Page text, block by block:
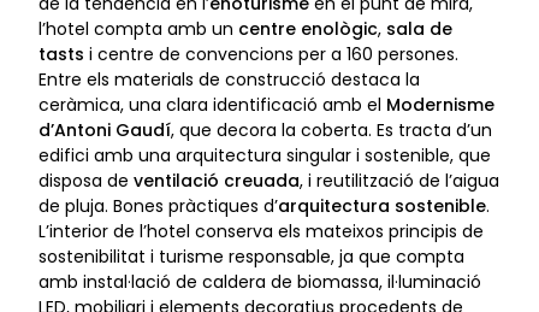
l’hotel compta amb un centre enològic, sala de
tasts i centre de convencions per a 160 persones.
Entre els materials de construcció destaca la
ceràmica, una clara identificació amb el Modernisme
d’Antoni Gaudí, que decora la coberta. Es tracta d’un
edifici amb una arquitectura singular i sostenible, que
disposa de ventilació creuada, i reutilització de l’aigua
de pluja. Bones pràctiques d’arquitectura sostenible.
L’interior de l’hotel conserva els mateixos principis de
sostenibilitat i turisme responsable, ja que compta
amb instal·lació de caldera de biomassa, il·luminació
LED, mobiliari i elements decoratius procedents de